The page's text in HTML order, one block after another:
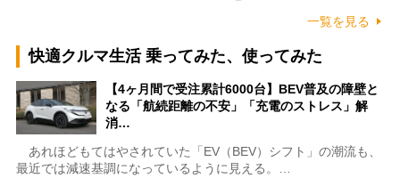
一覧を見る
快適クルマ生活 乗ってみた、使ってみた
【4ヶ月間で受注累計6000台】BEV普及の障壁と
なる「航続距離の不安」「充電のストレス」解
消…
あれほどもてはやされていた「EV（BEV）シフト」の潮流も、
最近では減速基調になっているように見える。…